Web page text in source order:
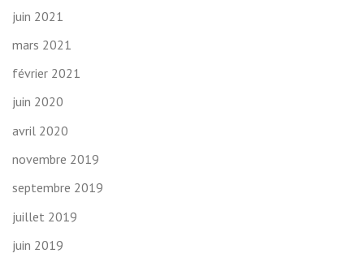
juin 2021
mars 2021
février 2021
juin 2020
avril 2020
novembre 2019
septembre 2019
juillet 2019
juin 2019